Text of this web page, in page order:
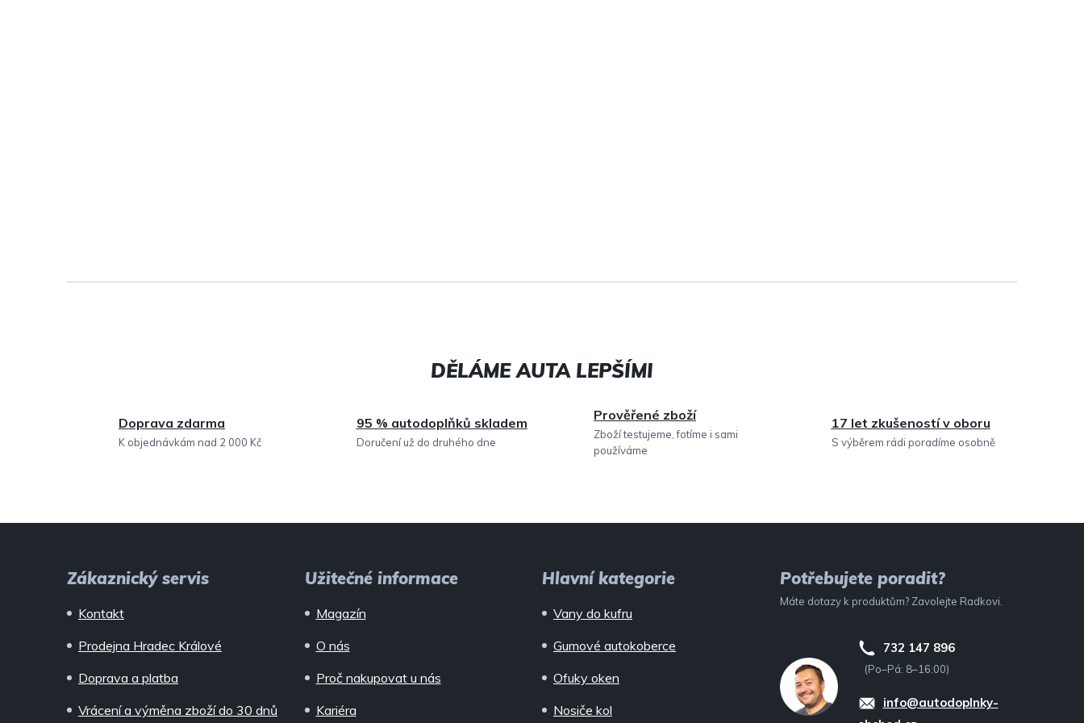
Doprava zdarma
K objednávkám nad 2 000 Kč
95 % autodoplňků skladem
Doručení už do druhého dne
Prověřené zboží
Zboží testujeme, fotíme i sami
používáme
17 let zkušeností v oboru
S výběrem rádi poradíme osobně
Zákaznický servis
Kontakt
Prodejna Hradec Králové
Doprava a platba
Vrácení a výměna zboží do 30 dnů
Užitečné informace
Magazín
O nás
Proč nakupovat u nás
Kariéra
Hlavní kategorie
Vany do kufru
Gumové autokoberce
Ofuky oken
Nosiče kol
Potřebujete poradit?
Máte dotazy k produktům? Zavolejte Radkovi.
732 147 896
(Po–Pá: 8–16:00)
info@autodoplnky-